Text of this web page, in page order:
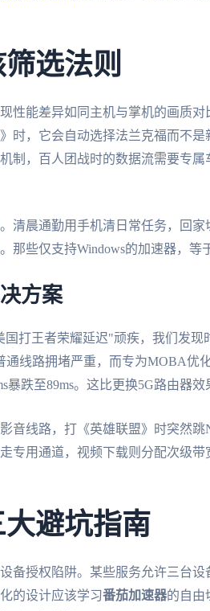
选法则
性能差异如同主机与掌机的画质
，它会自动选择法兰克福而不是
制，百人团战时的数据流需要专
清晨通勤用手机清日常任务，回
那些仅支持Windows的加速器，等
方案
打王者荣耀延迟"顽疾，我们发现
通线路拥堵严重，而专为MOBA优
跌至89ms。这比更换5G路由器效
音线路，打《英雄联盟》时突然
专用通道，视频下载则分配次级
避坑指南
备授权陷阱。某些服务允许三台
的设计应该学习番茄加速器的自由